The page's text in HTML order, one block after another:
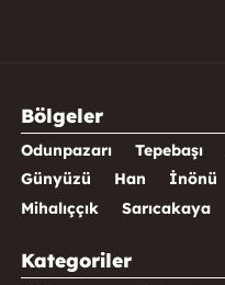
Bölgeler
Odunpazarı Tepebaşı
Günyüzü
Han İnönü
Mihalıççık
Sarıcakaya
Kategoriler